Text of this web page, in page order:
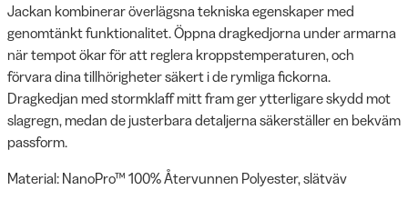
Jackan kombinerar överlägsna tekniska egenskaper med
genomtänkt funktionalitet. Öppna dragkedjorna under armarna
när tempot ökar för att reglera kroppstemperaturen, och
förvara dina tillhörigheter säkert i de rymliga fickorna.
Dragkedjan med stormklaff mitt fram ger ytterligare skydd mot
slagregn, medan de justerbara detaljerna säkerställer en bekväm
passform.
Material: NanoPro™ 100% Återvunnen Polyester, slätväv